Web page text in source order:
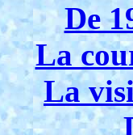
De
La
La